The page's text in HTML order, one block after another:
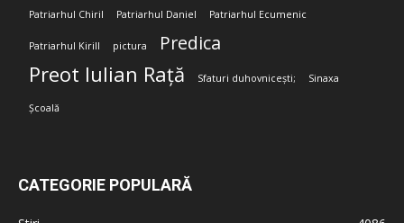
Patriarhul Chiril Patriarhul Daniel Patriarhul Ecumenic
Patriarhul Kirill pictura Predica
Preot Iulian Rață Sfaturi duhovnicești; Sinaxa
Școală
CATEGORIE POPULARĂ